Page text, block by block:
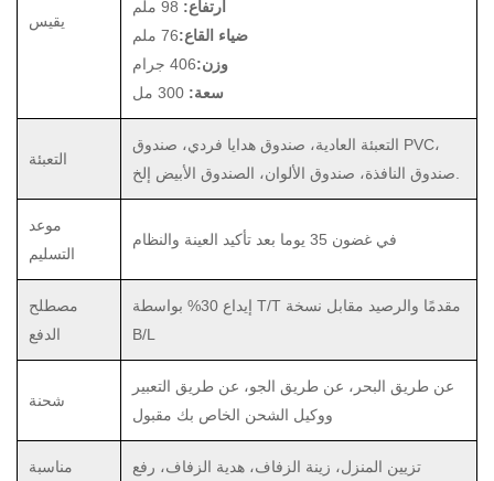
يقيس
ارتفاع: 98 ملم
ضياء القاع:76 ملم
وزن:406 جرام
سعة: 300 مل
التعبئة
التعبئة العادية، صندوق هدايا فردي، صندوق PVC،
موعد
التسليم
في غضون 35 يوما بعد تأكيد العينة والنظام
مصطلح
الدفع
إيداع 30% بواسطة T/T مقدمًا والرصيد مقابل نسخة
B/L
شحنة
عن طريق البحر، عن طريق الجو، عن طريق التعبير
ووكيل الشحن الخاص بك مقبول
مناسبة
تزيين المنزل، زينة الزفاف، هدية الزفاف، رفع